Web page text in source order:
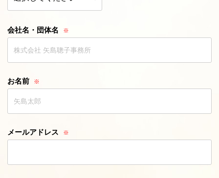
会社名・団体名
お名前
メールアドレス